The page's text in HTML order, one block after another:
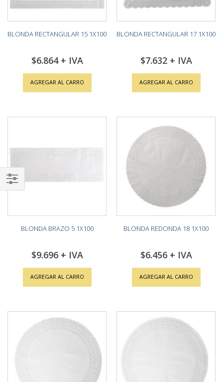
BLONDA RECTANGULAR 15 1X100
$6.864
AGREGAR AL CARRO
BLONDA RECTANGULAR 17 1X100
$7.632
AGREGAR AL CARRO
BLONDA BRAZO 5 1X100
$9.696
AGREGAR AL CARRO
BLONDA REDONDA 18 1X100
$6.456
AGREGAR AL CARRO
Shop